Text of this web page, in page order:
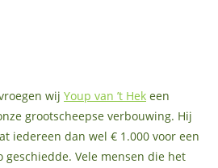
wij Youp van ’t Hek een
grootscheepse verbouwing. Hij
iedereen dan wel € 1.000 voor een
geschiedde. Vele mensen die het